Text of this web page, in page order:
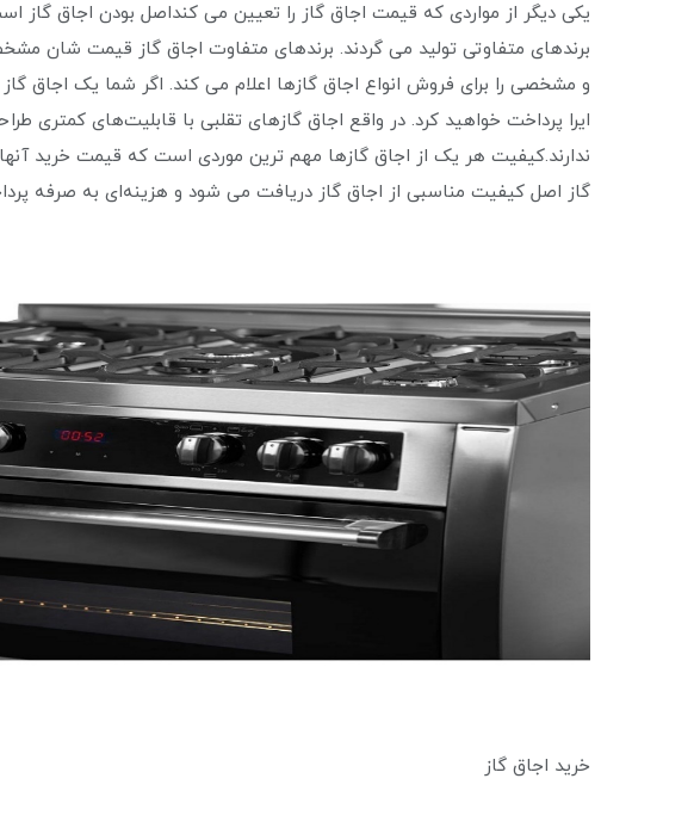
یکی دیگر از مواردی که قیمت اجاق گاز را تعیین می‌ کنداصل بودن اجاق گاز
برندهای متفاوتی تولید می ‌گردند. برندهای متفاوت اجاق گاز قیمت شان
و مشخصی را برای فروش انواع اجاق گازها اعلام می‌ کند. اگر شما یک اجاق
ایرا پرداخت خواهید کرد. در واقع اجاق گازهای تقلبی با قابلیت‌های کمتری
ندارند.کیفیت هر یک از اجاق گازها مهم ‌ترین موردی است که قیمت خرید
گاز اصل کیفیت مناسبی از اجاق گاز دریافت می‌ شود و هزینه‌ای به صرفه
خرید اجاق گاز